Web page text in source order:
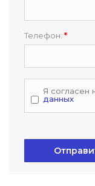
Телефон: *
Я согласен
данных